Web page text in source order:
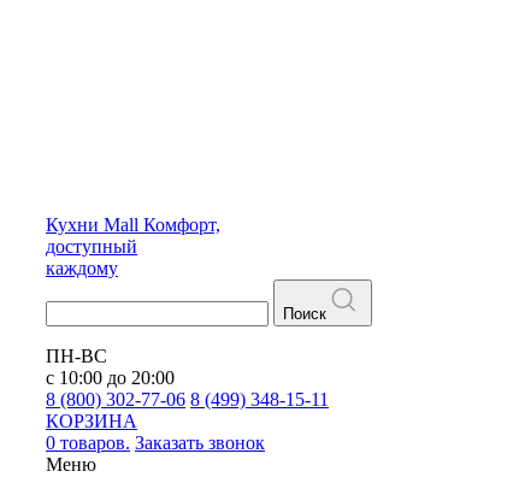
Кухни Mall Комфорт,
доступный
каждому
Поиск
ПН-ВС
с 10:00 до 20:00
8 (800) 302-77-06 8 (499) 348-15-11
КОРЗИНА
0 товаров. Заказать звонок
Меню